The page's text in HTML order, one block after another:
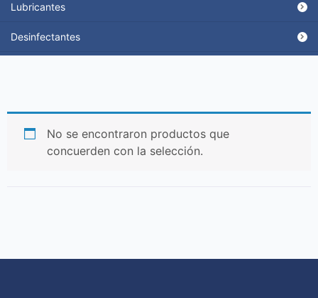
Lubricantes
Desinfectantes
No se encontraron productos que
concuerden con la selección.